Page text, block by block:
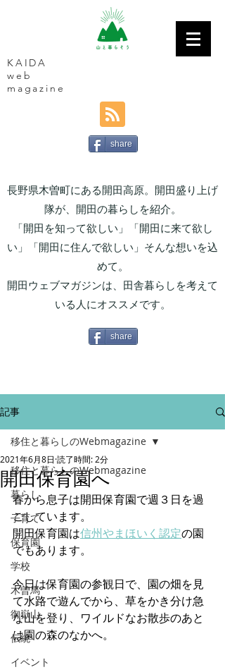
KAIDA
web
magazine
share
長野県木曽町にある開田高原。開田盛り上げ
隊が、開田の暮らしを紹介。
「開田を知って欲しい」「開田に来て欲し
い」「開田に住んで欲しい」そんな想いを込
めて。
開田ウェブマガジンは、田舎暮らしを考えて
いる人にオススメです。
share
記事
移住と暮らしのWebmagazine
暮らし
子育て
保育園
学校
木曽馬
御嶽山
伝統
イベント
移住と暮らしのWebmagazine
開田保育園へ
2021年6月8日 読了時間: 2分
春から息子は開田保育園で週３日を過
ごしています。
開田保育園は信州やまほいく認定の園
でもあります。
今日は保育園の参観日で、園の畑を見
て水路で遊んでから、草をかき分け急
な山を登り、ワイルドなお散歩のあと
は園の森のなかへ。